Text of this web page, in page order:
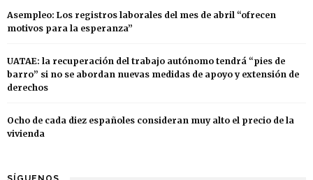
Asempleo: Los registros laborales del mes de abril “ofrecen
motivos para la esperanza”
UATAE: la recuperación del trabajo autónomo tendrá “pies de
barro” si no se abordan nuevas medidas de apoyo y extensión de
derechos
Ocho de cada diez españoles consideran muy alto el precio de la
vivienda